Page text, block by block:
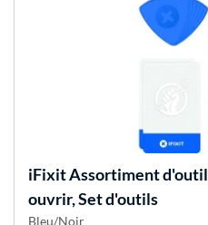
iFixitAssortiment
ouvrir, Set d'outils
Bleu/Noir